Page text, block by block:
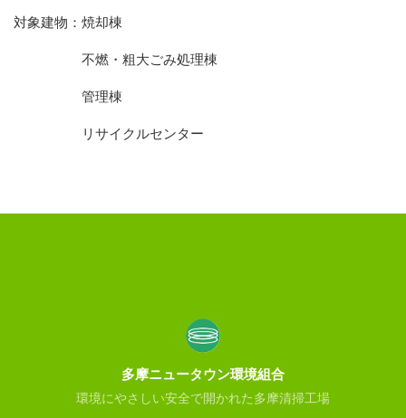
対象建物：焼却棟
不燃・粗大ごみ処理棟
管理棟
リサイクルセンター
多摩ニュータウン環境組合
環境にやさしい安全で開かれた多摩清掃工場